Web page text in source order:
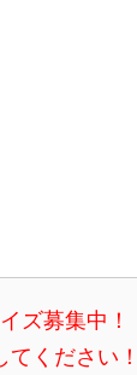
ズ募集中！
てください！